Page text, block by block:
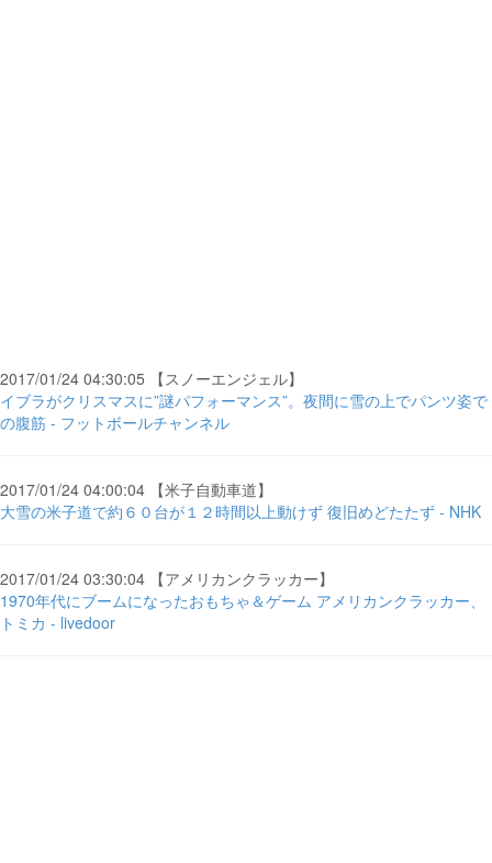
2017/01/24 04:30:05 【スノーエンジェル】
イブラがクリスマスに”謎パフォーマンス”。夜間に雪の上でパンツ姿で
の腹筋 - フットボールチャンネル
2017/01/24 04:00:04 【米子自動車道】
大雪の米子道で約６０台が１２時間以上動けず 復旧めどたたず - NHK
2017/01/24 03:30:04 【アメリカンクラッカー】
1970年代にブームになったおもちゃ＆ゲーム アメリカンクラッカー、
トミカ - livedoor